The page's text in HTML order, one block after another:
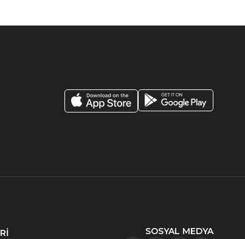
SOSYAL MEDYA